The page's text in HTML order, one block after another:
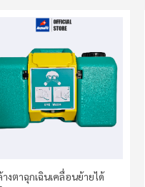
างตาฉุกเฉินเคลื่อนย้ายได้